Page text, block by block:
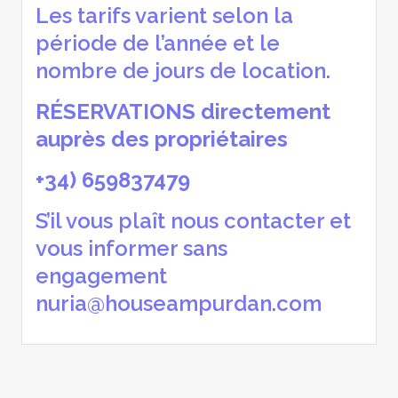
Les tarifs varient selon la
période de l’année et le
nombre de jours de location.
RÉSERVATIONS directement
auprès des propriétaires
+34) 659837479
S’il vous plaît nous contacter et
vous informer sans
engagement
nuria@houseampurdan.com